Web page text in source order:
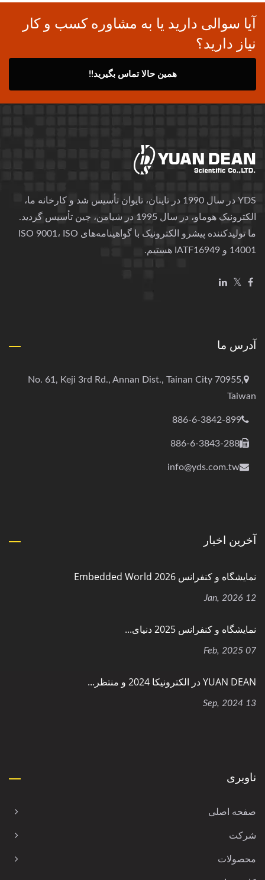
آیا سوالی دارید یا به مشاوره کسب و کار
نیاز دارید؟
همین حالا تماس بگیرید!!
YDS در سال 1990 در تاینان، تایوان تأسیس شد و کارخانه ما،
الکترونیک هوماو، در سال 1995 در شیامن، چین تأسیس گردید.
ما تولیدکننده پیشرو الکترونیک با گواهینامه‌های ISO 9001، ISO
14001 و IATF16949 هستیم.
آدرس ما
No. 61, Keji 3rd Rd., Annan Dist., Tainan City 70955,
Taiwan
886-6-3842-899
886-6-3843-288
info@yds.com.tw
آخرین اخبار
نمایشگاه و کنفرانس Embedded World 2026
12 Jan, 2026
نمایشگاه و کنفرانس 2025 دنیای...
07 Feb, 2025
YUAN DEAN در الکترونیکا 2024 و منتظر...
13 Sep, 2024
ناوبری
صفحه اصلی
شرکت
محصولات